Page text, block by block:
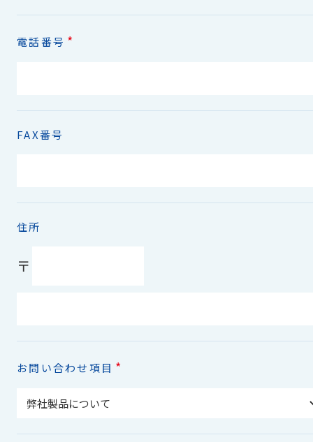
電話番号 *
FAX番号
住所
〒
お問い合わせ項目 *